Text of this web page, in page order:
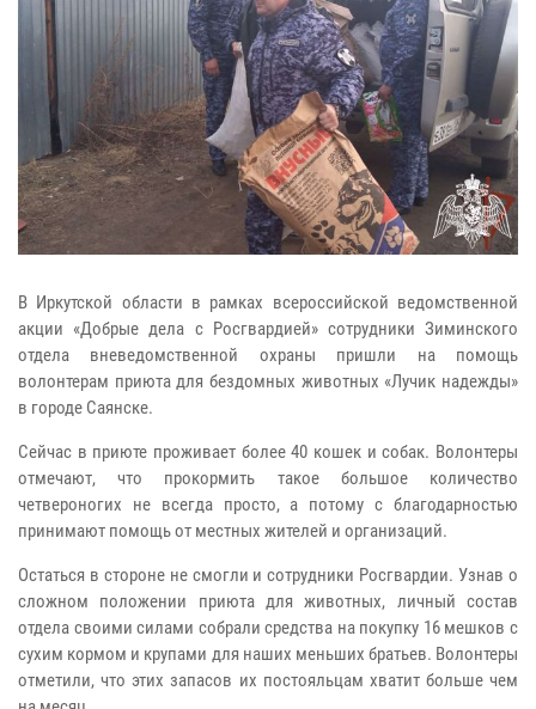
В Иркутской области в рамках всероссийской ведомственной
акции «Добрые дела с Росгвардией» сотрудники Зиминского
отдела вневедомственной охраны пришли на помощь
волонтерам приюта для бездомных животных «Лучик надежды»
в городе Саянске.
Сейчас в приюте проживает более 40 кошек и собак. Волонтеры
отмечают, что прокормить такое большое количество
четвероногих не всегда просто, а потому с благодарностью
принимают помощь от местных жителей и организаций.
Остаться в стороне не смогли и сотрудники Росгвардии. Узнав о
сложном положении приюта для животных, личный состав
отдела своими силами собрали средства на покупку 16 мешков с
сухим кормом и крупами для наших меньших братьев. Волонтеры
отметили, что этих запасов их постояльцам хватит больше чем